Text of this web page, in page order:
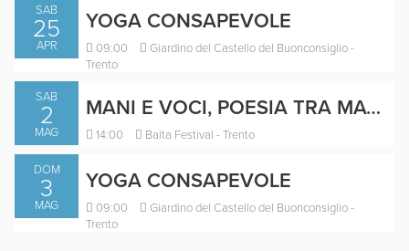
SAB
25
APR
YOGA CONSAPEVOLE
09:00
Giardino del Castello del Buonconsiglio -
Trento
SAB
2
MAG
MANI E VOCI, POESIA TRA MATERIA E PAROLE
14:00 Baita Festival - Trento
DOM
3
MAG
YOGA CONSAPEVOLE
09:00
Giardino del Castello del Buonconsiglio -
Trento